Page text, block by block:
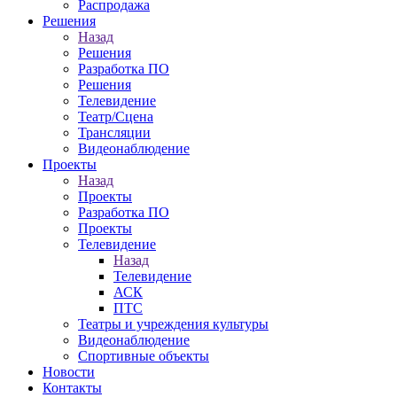
Распродажа
Решения
Назад
Решения
Разработка ПО
Решения
Телевидение
Театр/Сцена
Трансляции
Видеонаблюдение
Проекты
Назад
Проекты
Разработка ПО
Проекты
Телевидение
Назад
Телевидение
АСК
ПТС
Театры и учреждения культуры
Видеонаблюдение
Спортивные объекты
Новости
Контакты